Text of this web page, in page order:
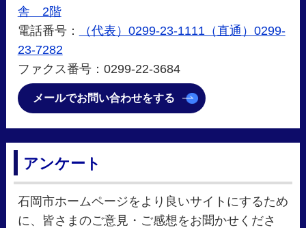
舎 2階
電話番号：
（代表）0299-23-1111（直通）0299-
23-7282
ファクス番号：0299-22-3684
メールでお問い合わせをする
アンケート
石岡市ホームページをより良いサイトにするため
に、皆さまのご意見・ご感想をお聞かせくださ